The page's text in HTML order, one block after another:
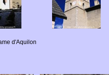
d'Aquilon